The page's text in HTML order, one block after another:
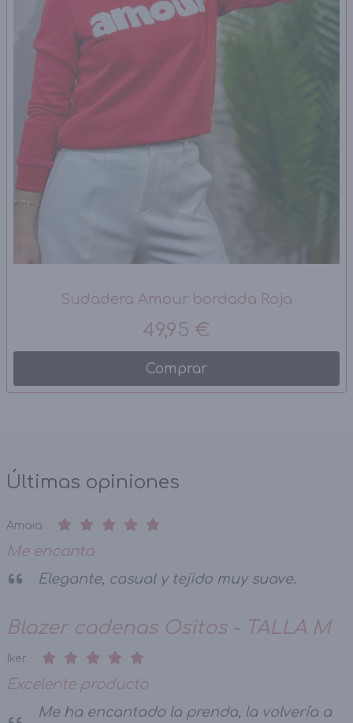
Sudadera Amour bordada Roja
49,95 €
Comprar
Últimas opiniones
Amaia
Me encanta
Elegante, casual y tejido muy suave.
Blazer cadenas Ositos - TALLA M
Iker
Excelente producto
Me ha encantado la prenda, la volvería a